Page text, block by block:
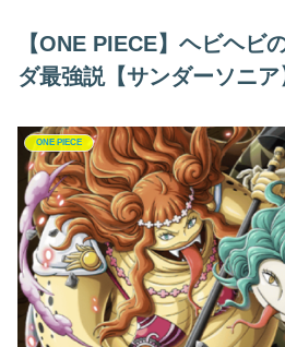
【ONE PIECE】ヘビヘビ
ダ最強説【サンダーソニア
ONE PIECE